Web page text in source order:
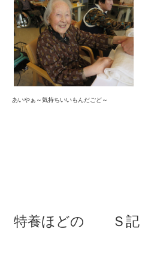
あいやぁ～気持ちいいもんだごど～
特養ほどの Ｓ記